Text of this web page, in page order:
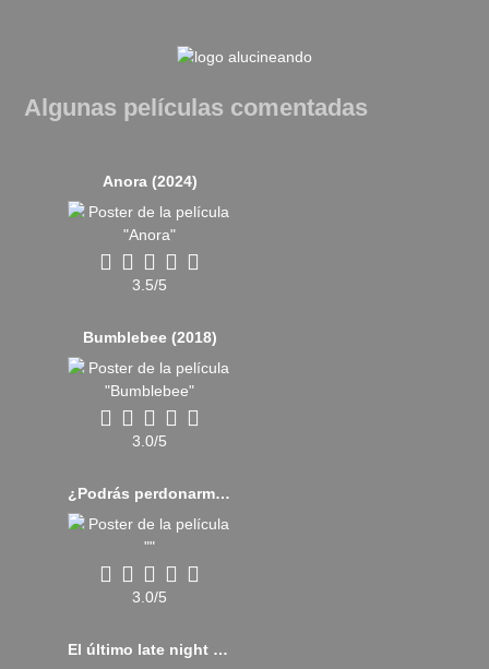
Algunas películas comentadas
Anora (2024)
3.5/5
Bumblebee (2018)
3.0/5
¿Podrás perdonarme algún día? (2018)
3.0/5
El último late night (2023)